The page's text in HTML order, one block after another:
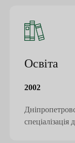
Освіта
2002